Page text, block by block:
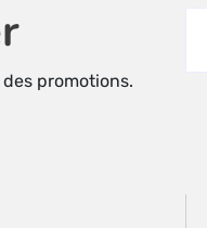
promotions.